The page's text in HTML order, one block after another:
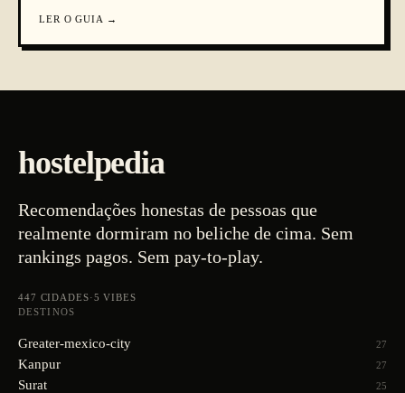
LER O GUIA →
hostelpedia
Recomendações honestas de pessoas que
realmente dormiram no beliche de cima. Sem
rankings pagos. Sem pay-to-play.
447 CIDADES·5 VIBES
DESTINOS
Greater-mexico-city 27
Kanpur 27
Surat 25